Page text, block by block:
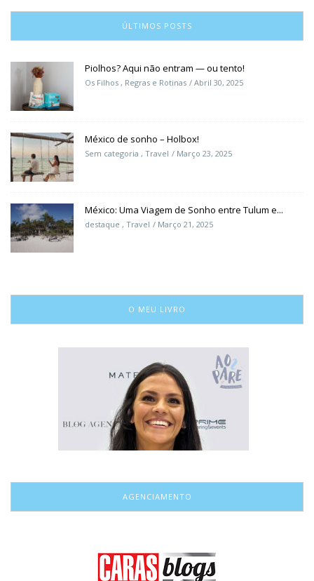
ÚLTIMOS POSTS
Piolhos? Aqui não entram — ou tento!
Os Filhos , Regras e Rotinas Abril 30, 2025
México de sonho – Holbox!
Sem categoria , Travel Março 23, 2025
México: Uma Viagem de Sonho entre Tulum e...
destaque , Travel Março 21, 2025
O MEU LIVRO
AGENCIAMENTO